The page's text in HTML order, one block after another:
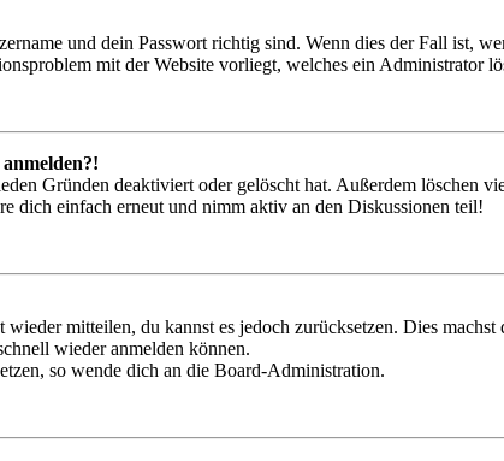
und dein Passwort richtig sind. Wenn dies der Fall ist,
mit der Website vorliegt, welches ein Administrator
Gründen deaktiviert oder gelöscht hat. Außerdem löschen
dich einfach erneut und nimm aktiv an den Diskussionen teil!
mitteilen, du kannst es jedoch zurücksetzen. Dies
wieder anmelden können.
so wende dich an die Board-Administration.